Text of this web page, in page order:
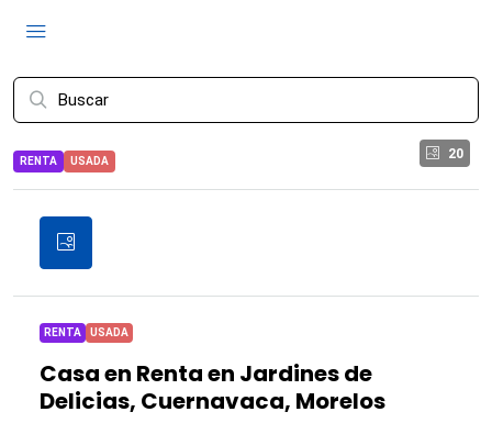
20
RENTA USADA
RENTA USADA
Casa en Renta en Jardines de
Delicias, Cuernavaca, Morelos